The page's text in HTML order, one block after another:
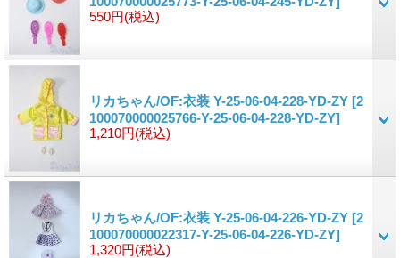
550円(税込)
リカちゃん/OF:衣装 Y-25-06-04-228-YD-ZY [2
100070000025766-Y-25-06-04-228-YD-ZY]
1,210円(税込)
リカちゃん/OF:衣装 Y-25-06-04-226-YD-ZY [2
100070000022317-Y-25-06-04-226-YD-ZY]
1,320円(税込)